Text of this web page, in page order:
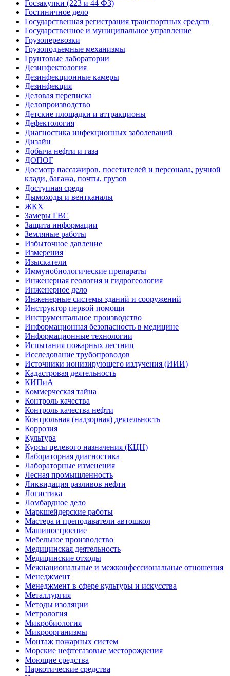
Госзакупки (223 и 44 ФЗ)
Гостиничное дело
Государственная регистрация транспортных средств
Государственное и муниципальное управление
Грузоперевозки
Грузоподъемные механизмы
Грунтовые лаборатории
Дезинфектология
Дезинфекционные камеры
Дезинфекция
Деловая переписка
Делопроизводство
Детские площадки и аттракционы
Дефектология
Диагностика инфекционных заболеваний
Дизайн
Добыча нефти и газа
ДОПОГ
Досмотр пассажиров, посетителей и персонала, ручной
клади, багажа, почты, грузов
Доступная среда
Дымоходы и вентканалы
ЖКХ
Замеры ГВС
Защита информации
Земляные работы
Избыточное давление
Измерения
Изыскатели
Иммунобиологические препараты
Инженерная геология и гидрогеология
Инженерное дело
Инженерные системы зданий и сооружений
Инструктор первой помощи
Инструментальное производство
Информационная безопасность в медицине
Информационные технологии
Испытания пожарных лестниц
Исследование трубопроводов
Источники ионизирующего излучения (ИИИ)
Кадастровая деятельность
КИПиА
Коммерческая тайна
Контроль качества
Контроль качества нефти
Контрольная (надзорная) деятельность
Коррозия
Культура
Курсы целевого назначения (КЦН)
Лабораторная диагностика
Лабораторные изменения
Лесная промышленность
Ликвидация разливов нефти
Логистика
Ломбардное дело
Маркшейдерские работы
Мастера и преподаватели автошкол
Машиностроение
Мебельное производство
Медицинская деятельность
Медицинские отходы
Межнациональные и межконфессиональные отношения
Менеджмент
Менеджмент в сфере культуры и искусства
Металлургия
Методы изоляции
Метрология
Микробиология
Микроорганизмы
Монтаж пожарных систем
Морские нефтегазовые месторождения
Моющие средства
Наркотические средства